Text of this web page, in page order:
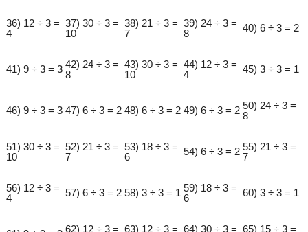
36) 12 ÷ 3 =
4
37) 30 ÷ 3 =
10
38) 21 ÷ 3 =
7
39) 24 ÷ 3 =
8
40) 6 ÷ 3 = 2
41) 9 ÷ 3 = 3 42) 24 ÷ 3 =
8
43) 30 ÷ 3 =
10
44) 12 ÷ 3 =
4
45) 3 ÷ 3 = 1
46) 9 ÷ 3 = 3 47) 6 ÷ 3 = 2 48) 6 ÷ 3 = 2 49) 6 ÷ 3 = 2 50) 24 ÷ 3 =
8
51) 30 ÷ 3 =
10
52) 21 ÷ 3 =
7
53) 18 ÷ 3 =
6
54) 6 ÷ 3 = 2 55) 21 ÷ 3 =
7
56) 12 ÷ 3 =
4
57) 6 ÷ 3 = 2 58) 3 ÷ 3 = 1 59) 18 ÷ 3 =
6
60) 3 ÷ 3 = 1
62) 12 ÷ 3 = 63) 12 ÷ 3 = 64) 30 ÷ 3 = 65) 15 ÷ 3 =